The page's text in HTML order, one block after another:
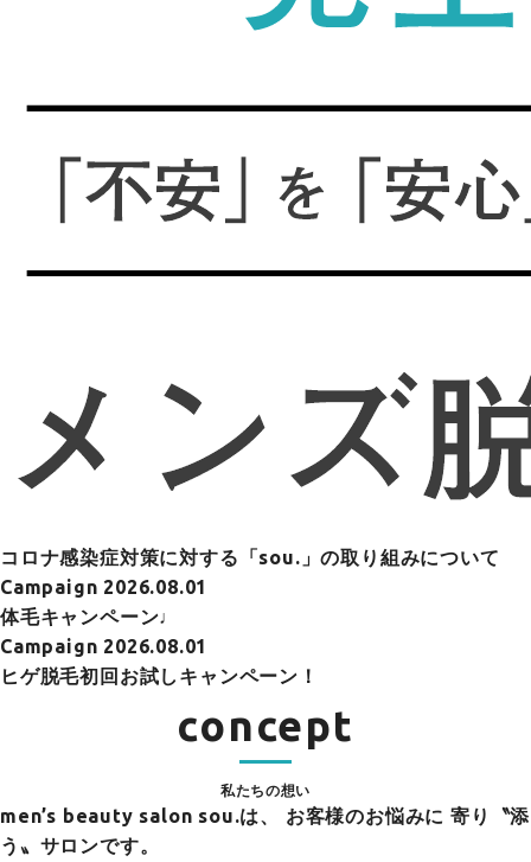
コロナ感染症対策に対する「sou.」の取り組みについて
Campaign 2026.08.01
体毛キャンペーン♩
Campaign 2026.08.01
ヒゲ脱毛初回お試しキャンペーン！
concept
私たちの想い
men’s beauty salon sou.は、
お客様のお悩みに 寄り〝添
う〟サロンです。